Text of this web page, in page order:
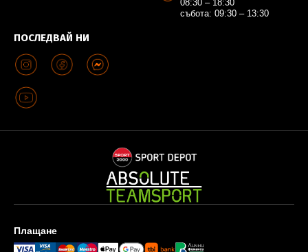
ПОСЛЕДВАЙ НИ
08:30 – 18:30
събота: 09:30 – 13:30
Плащане